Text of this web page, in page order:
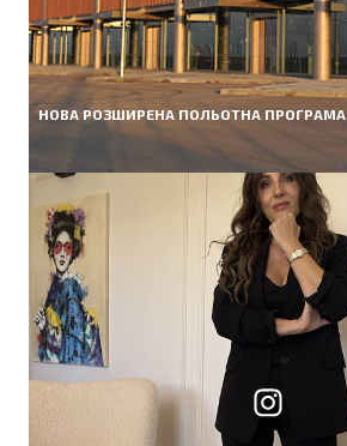
НОВА РОЗШИРЕНА ПОЛЬОТНА ПРОГРАМА